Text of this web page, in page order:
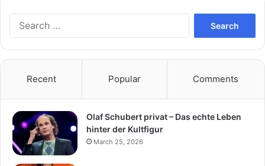
Recent Popular Comments
Olaf Schubert privat – Das echte Leben
hinter der Kultfigur
March 25, 2026